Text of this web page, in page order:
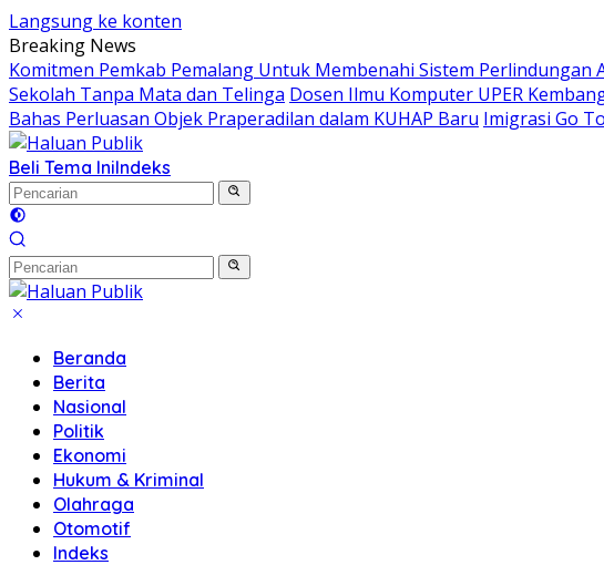
Langsung ke konten
Breaking News
Komitmen Pemkab Pemalang Untuk Membenahi Sistem
Sekolah Tanpa Mata dan Telinga Dosen Ilmu Komputer UPER
Bahas Perluasan Objek Praperadilan dalam KUHAP Baru Imigrasi Go
Beli Tema IniIndeks
Beranda
Berita
Nasional
Politik
Ekonomi
Hukum & Kriminal
Olahraga
Otomotif
Indeks